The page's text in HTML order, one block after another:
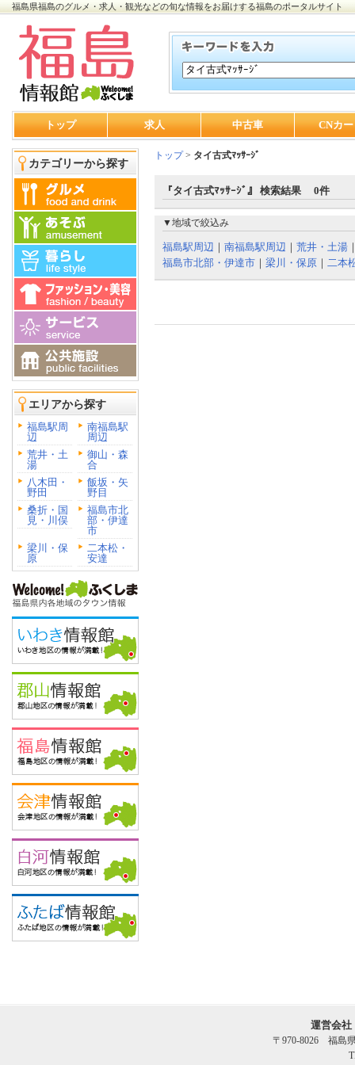
福島県福島のグルメ・求人・観光などの旬な情報をお届けする福島のポータルサイト
トップ 求人 中古車 CNカ
カテゴリーから探す
エリアから探す
福島駅周
辺
南福島駅
周辺
荒井・土
湯
御山・森
合
八木田・
野田
飯坂・矢
野目
桑折・国
見・川俣
福島市北
部・伊達
市
梁川・保
原
二本松・
安達
トップ> タイ古式ﾏｯｻｰｼﾞ
『タイ古式ﾏｯｻｰｼﾞ』 検索結果 0件
▼地域で絞込み
福島駅周辺 ｜ 南福島駅周辺 ｜ 荒井・土湯
福島市北部・伊達市 ｜ 梁川・保原 ｜ 二本
運営会
〒970-8026 福島